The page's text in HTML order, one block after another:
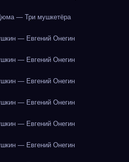
— Три мушкетёра
— Евгений Онегин
— Евгений Онегин
— Евгений Онегин
— Евгений Онегин
— Евгений Онегин
— Евгений Онегин